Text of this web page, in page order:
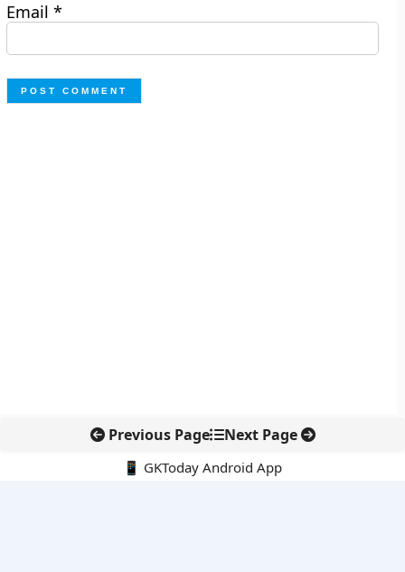
Email*
Previous Page Next Page
📱 GKToday Android App